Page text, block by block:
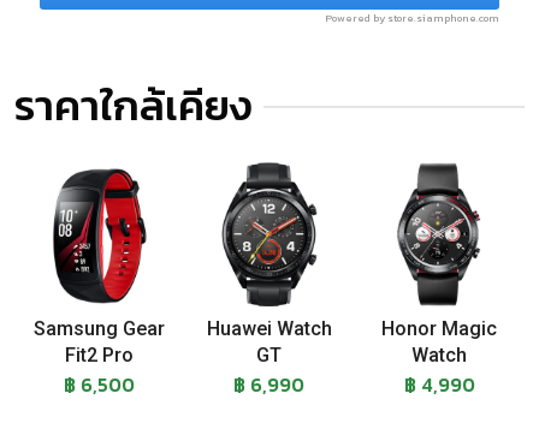
Powered by store.siamphone.com
ราคาใกล้เคียง
Samsung Gear
Fit2 Pro
฿ 6,500
Huawei Watch
GT
฿ 6,990
Honor Magic
Watch
฿ 4,990